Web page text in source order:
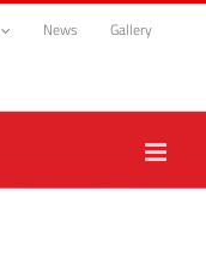
News Gallery